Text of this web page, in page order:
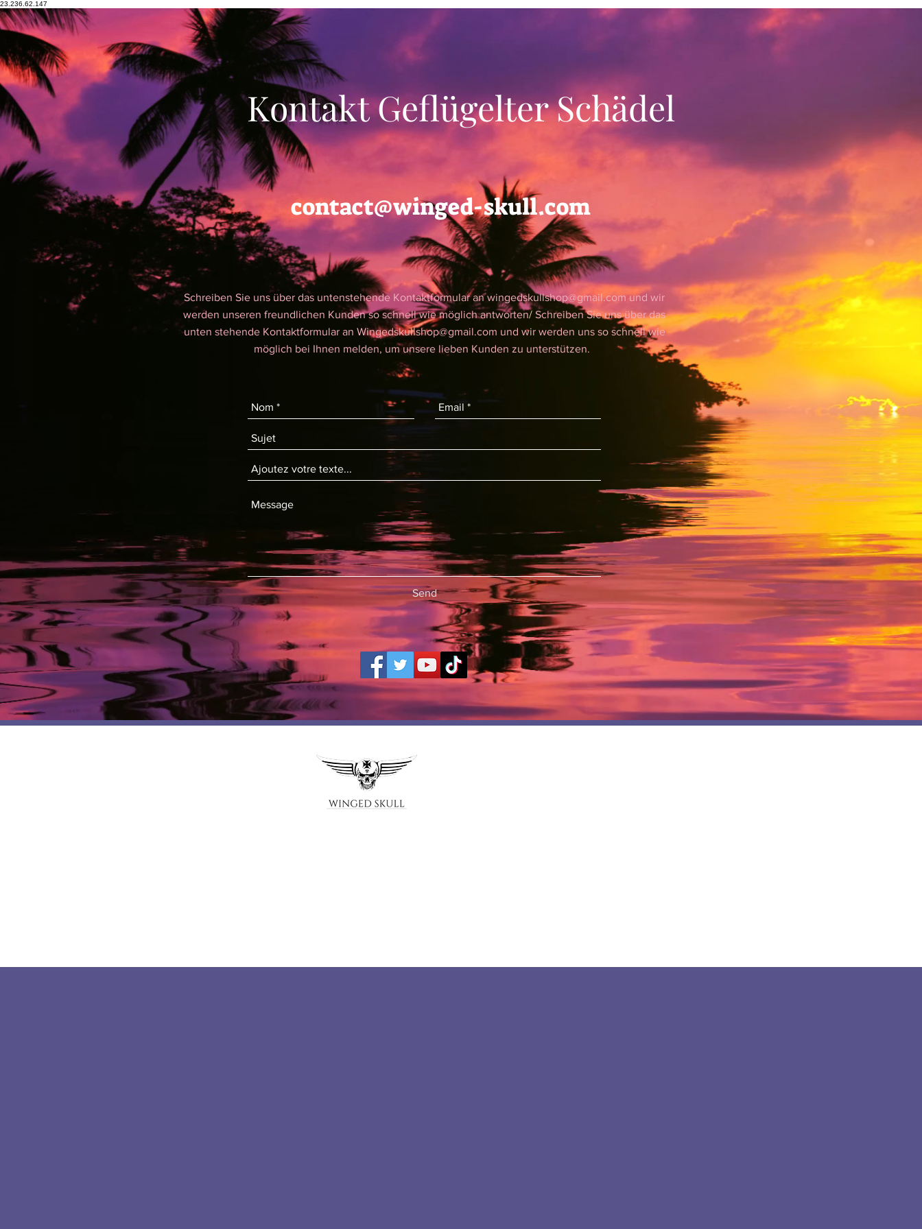
23.236.62.147
Kontakt Geflügelter Schädel
contact@winged-skull.com
Schreiben Sie uns über das untenstehende Kontaktformular anwingedskullshop@gmail.comund wir
werden unseren freundlichen Kunden so schnell wie möglich antworten/ Schreiben Sie uns über das
unten stehende Kontaktformular an Wingedskullshop@gmail.com und wir werden uns so schnell wie
möglich bei Ihnen melden, um unsere lieben Kunden zu unterstützen.
Send